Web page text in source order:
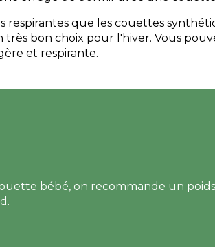
que les couettes
bon choix pour l'hiver. Vous
et respirante.
bébé, on recommande un